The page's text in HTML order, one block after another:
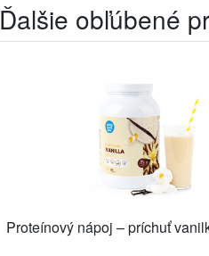
Ďalšie obľúbené
Proteínový nápoj – príchuť